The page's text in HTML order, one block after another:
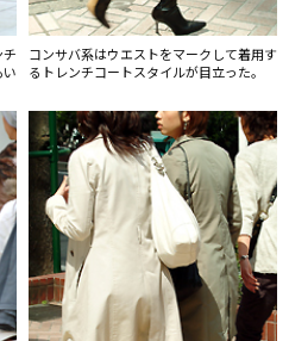
コンサバ系はウエストをマークして着用す
るトレンチコートスタイルが目立った。